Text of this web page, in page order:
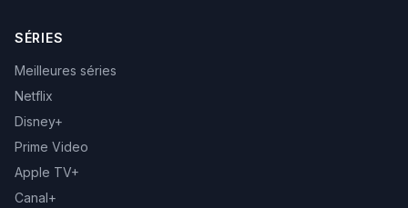
SÉRIES
Meilleures séries
Netflix
Disney+
Prime Video
Apple TV+
Canal+